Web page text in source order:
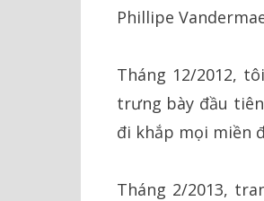
Phillipe
Tháng 12/2012,
trưng bày đầu
đi khắp mọi miền
Tháng 2/2013,